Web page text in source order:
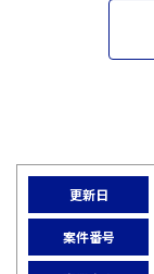
更新日
案件番号